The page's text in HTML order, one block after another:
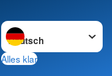
Sprache wechseln zu
Alles klar